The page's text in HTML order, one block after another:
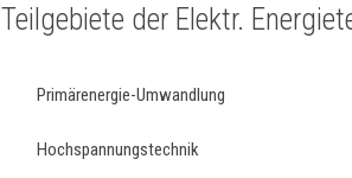
Teilgebiete der Elektr.
Primärenergie-Umwandlung
Hochspannungstechnik